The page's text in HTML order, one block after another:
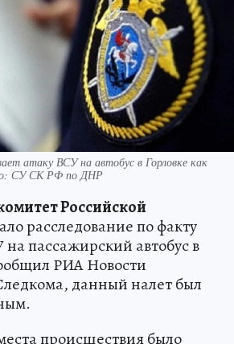
атаку ВСУ на автобус в Горловке как
СУ СК РФ по ДНР
Российской
расследование по факту
пассажирский автобус в
РИА Новости
данный налет был
происшествия было